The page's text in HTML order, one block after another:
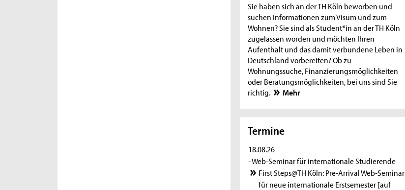
Sie haben sich an der TH Köln beworben und
suchen Informationen zum Visum und zum
Wohnen? Sie sind als Student*in an der TH Köln
zugelassen worden und möchten Ihren
Aufenthalt und das damit verbundene Leben in
Deutschland vorbereiten? Ob zu
Wohnungssuche, Finanzierungsmöglichkeiten
oder Beratungsmöglichkeiten, bei uns sind Sie
richtig.
Mehr
Termine
18.08.26
- Web-Seminar für internationale Studierende
First Steps@TH Köln: Pre-Arrival Web-Seminar
für neue internationale Erstsemester [auf